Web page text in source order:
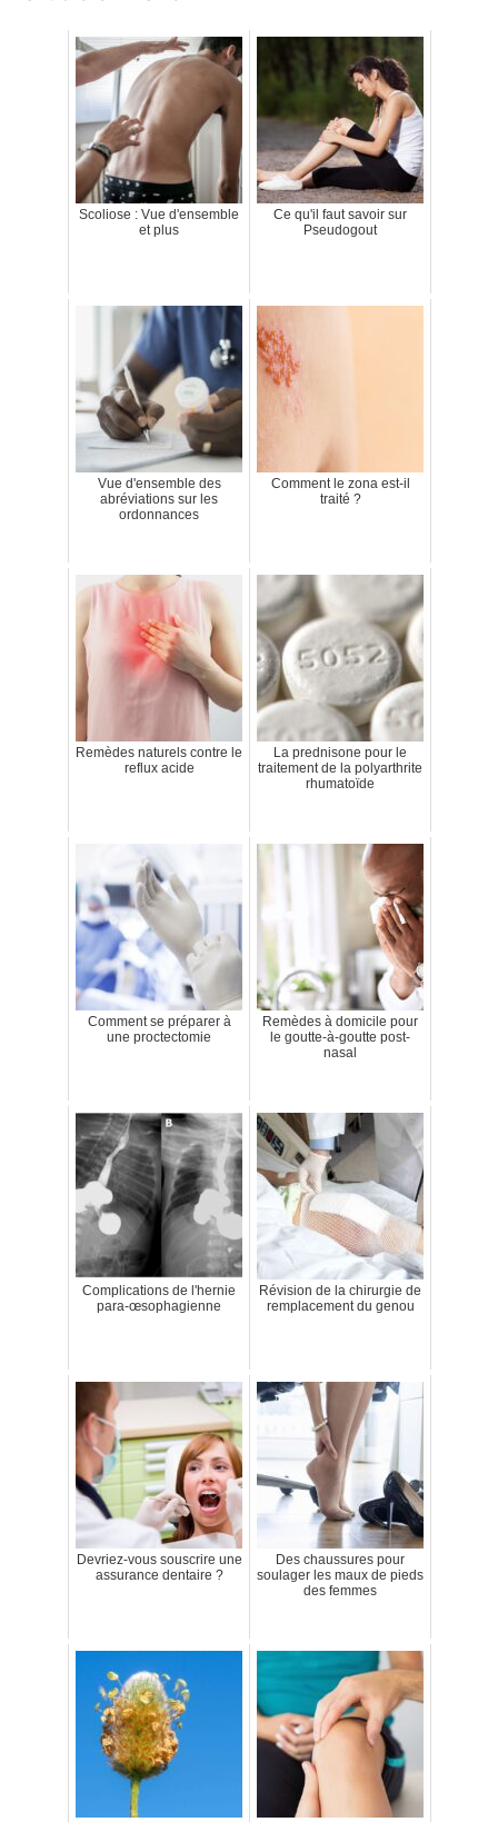
Scoliose : Vue d'ensemble
et plus
Ce qu'il faut savoir sur
Pseudogout
Vue d'ensemble des
abréviations sur les
ordonnances
Comment le zona est-il
traité ?
Remèdes naturels contre le
reflux acide
La prednisone pour le
traitement de la polyarthrite
rhumatoïde
Comment se préparer à
une proctectomie
Remèdes à domicile pour
le goutte-à-goutte post-
nasal
Complications de l'hernie
para-œsophagienne
Révision de la chirurgie de
remplacement du genou
Devriez-vous souscrire une
assurance dentaire ?
Des chaussures pour
soulager les maux de pieds
des femmes